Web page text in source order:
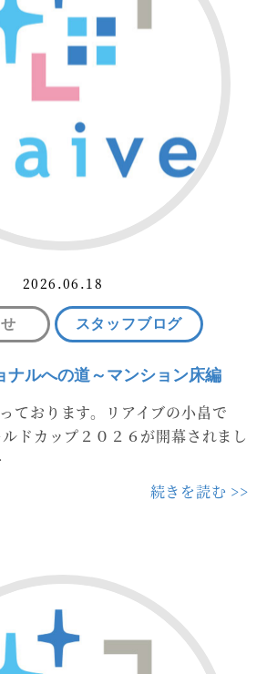
2026.06.18
スタッフブログ
ナルへの道～マンション床編
ております。リアイブの小畠で
ドカップ２０２６が開幕されまし
続きを読む >>